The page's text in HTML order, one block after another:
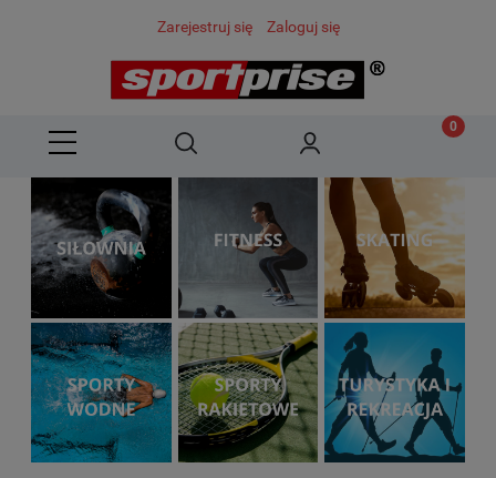
Zarejestruj się Zaloguj się